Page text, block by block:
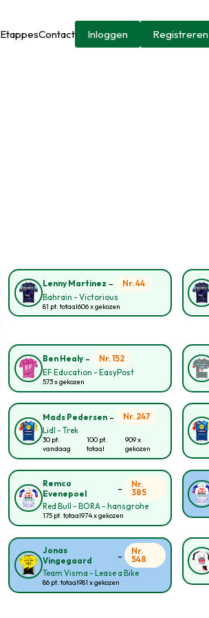
EtappesContact Inloggen Registreren
Lenny Martinez -
Nr. 44
Bahrain - Victorious
81 pt. totaal606 x gekozen
Ben Healy-
Nr. 152
EF Education - EasyPost
573 x gekozen
Mads Pedersen-
Nr. 247
Lidl - Trek
30 pt.
vandaag
100 pt.
totaal
909 x
gekozen
Remco
Evenepoel
-
Nr.
385
Red Bull - BORA - hansgrohe
175 pt. totaal974 x gekozen
Jonas
Vingegaard
-
Nr.
548
Team Visma - Lease a Bike
86 pt. totaal981 x gekozen